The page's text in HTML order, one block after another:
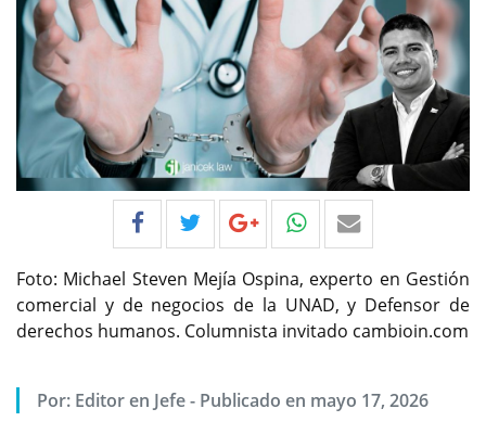
Foto: Michael Steven Mejía Ospina, experto en Gestión
comercial y de negocios de la UNAD, y Defensor de
derechos humanos. Columnista invitado cambioin.com
Por: Editor en Jefe- Publicado en mayo 17, 2026